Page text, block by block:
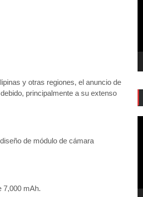
y otras regiones, el anuncio de
principalmente a su extenso
de módulo de cámara
7,000 mAh.